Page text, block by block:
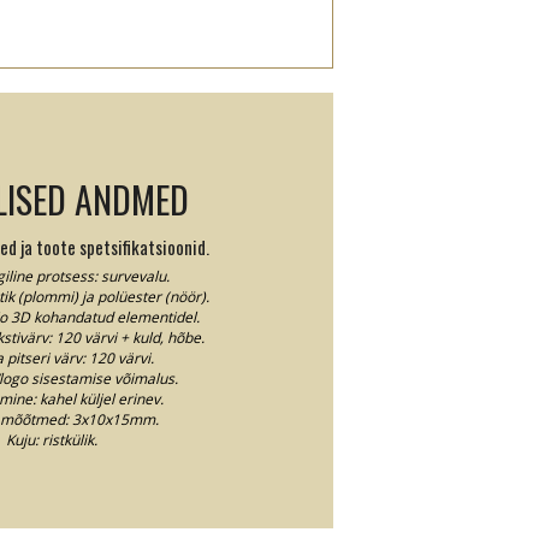
ANDMED
ja toote spetsifikatsioonid.
protsess: survevalu.
(plommi) ja polüester (nöör).
3D kohandatud elementidel.
120 värvi + kuld, hõbe.
pitseri värv: 120 värvi.
sisestamise võimalus.
kahel küljel erinev.
3x10x15mm.
Kuju: ristkülik.